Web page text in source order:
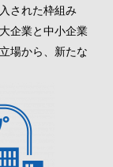
された枠組み
企業と中小企業
場から、新たな